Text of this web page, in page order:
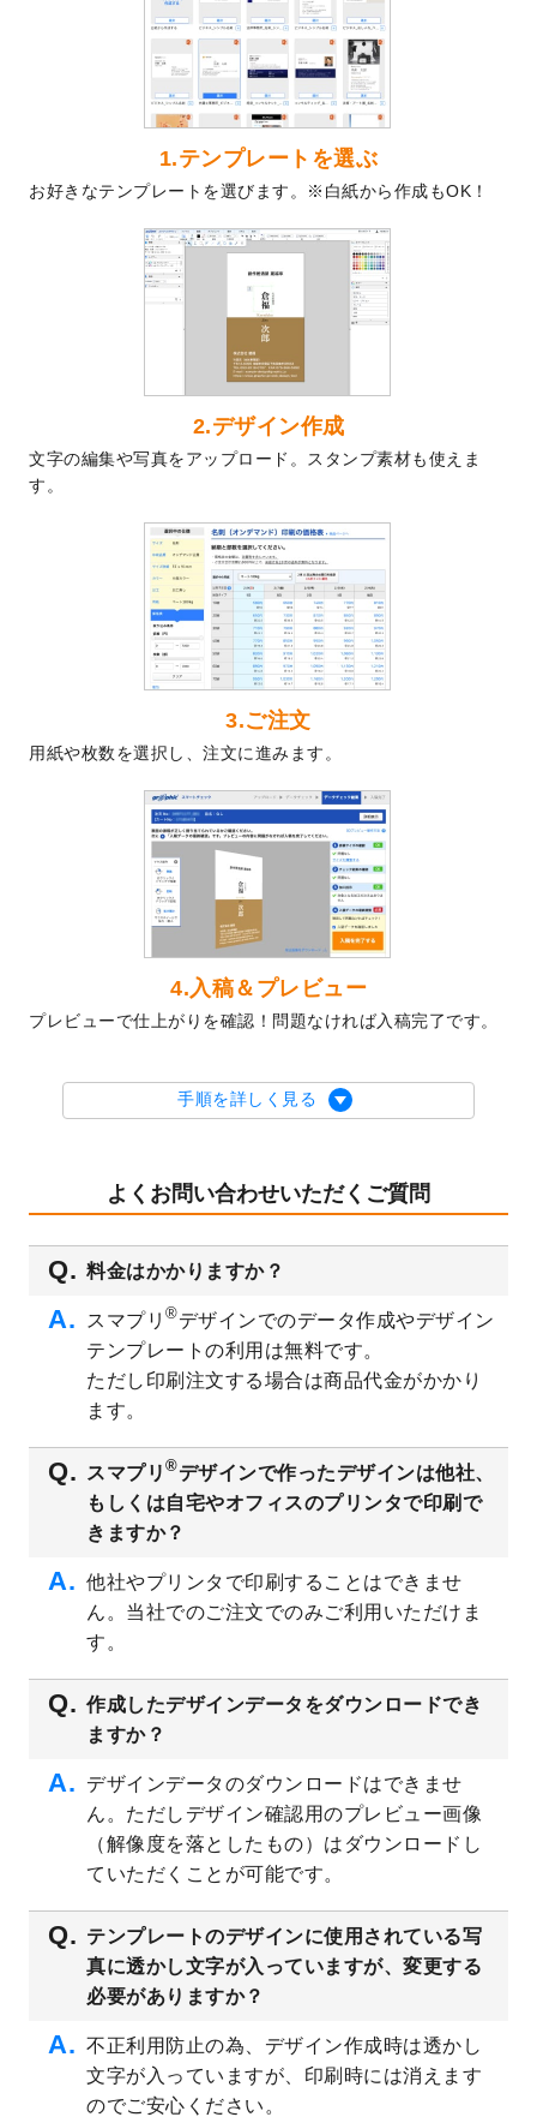
を公開いたしました。
喪中はがきのデザインテンプレート
いたしました。
2025年版1月始まりのカレンダーデザイン
テンプレート
を公開いたしました。
なりました！
プラスチックカードのデザインテンプレー
トを追加しました。
回数券のデザインテンプレート
した。
暑中見舞いのデザインテンプレート
しました。
メッセージカードのデザインテンプレート
を追加しました。
2024/6/14
エコノミータイプののぼりが作成できるよ
うになりました！
【新商品】のぼり
が作成できるようになり
ました！
DMのデザインテンプレートを追加しまし
た。
【新商品】ステッカー
なりました！
2024年版4月始まりのカレンダーデザイン
テンプレートを公開いたしました。
2024年辰年の年賀ポスターデザインテンプ
レート
を公開いたしました。
箔押し年賀状のデザインテンプレート
開いたしました。
クリアファイル、封筒、うちわにてオリジ
ナルデザインで作成できるようになりまし
た！
を公開いたしました。
2023/9/1
2024年版1月始まりのカレンダーデザイン
オリジナルサイズ、変型サイズで作成でき
るようになりました！
2023/8/18
チケットのデザインテンプレートを追加し
ました。
2023/8/7
【新商品】チケット
が作成できるようにな
りました！
美容・エステのチラシデザインテンプレー
トを追加しました。
いたしました。
2023/6/12
うちわのデザインテンプレート
を公開いた
しました。
を公開いたしました。
2023/5/9
書類カバー（見積書表紙）のデザインテン
追加しました。
2023/4/20
2023/4/18
セミナー・講演会のチラシデザインテンプ
レートを追加しました。
2023/4/18
スポーツジム・フィットネスクラブのチラ
シデザインテンプレート
2023/3/16
シール・ラベルのデザインテンプレートを
公開いたしました。
2023/3/13
封筒（長3、洋長3、角2）のデザインテンプ
レートを追加しました。
2023/3/13
クリアファイルのデザインテンプレート
追加しました。
2023/3/2
パワーポイント版テンプレートをダウンロ
1.テンプレートを選ぶ
お好きなテンプレートを選びます。※白紙から作成もOK！
2.デザイン作成
文字の編集や写真をアップロード。スタンプ素材も使えま
す。
3.ご注文
用紙や枚数を選択し、注文に進みます。
4.入稿＆プレビュー
プレビューで仕上がりを確認！問題なければ入稿完了です。
手順を詳しく見る
よくお問い合わせいただくご質問
料金はかかりますか？
スマプリ ®デザインでのデータ作成やデザイン
テンプレートの利用は無料です。
ただし印刷注文する場合は商品代金がかかり
ます。
スマプリ ®デザインで作ったデザインは他社、
もしくは自宅やオフィスのプリンタで印刷で
きますか？
他社やプリンタで印刷することはできませ
ん。当社でのご注文でのみご利用いただけま
す。
作成したデザインデータをダウンロードでき
ますか？
デザインデータのダウンロードはできませ
ん。ただしデザイン確認用のプレビュー画像
（解像度を落としたもの）はダウンロードし
ていただくことが可能です。
テンプレートのデザインに使用されている写
真に透かし文字が入っていますが、変更する
必要がありますか？
不正利用防止の為、デザイン作成時は透かし
文字が入っていますが、印刷時には消えます
のでご安心ください。